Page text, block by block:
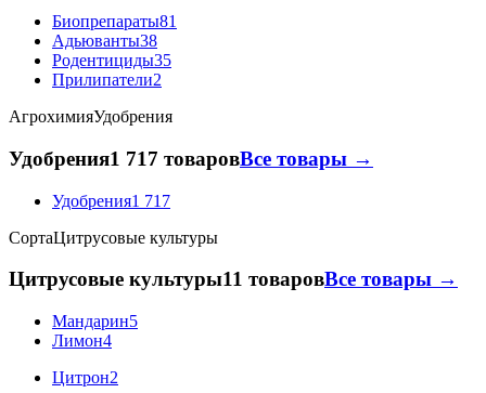
Биопрепараты81
Адьюванты38
Родентициды35
Прилипатели2
АгрохимияУдобрения
Удобрения1 717 товаровВсе товары →
Удобрения1 717
СортаЦитрусовые культуры
Цитрусовые культуры11 товаровВсе товары →
Мандарин5
Лимон4
Цитрон2